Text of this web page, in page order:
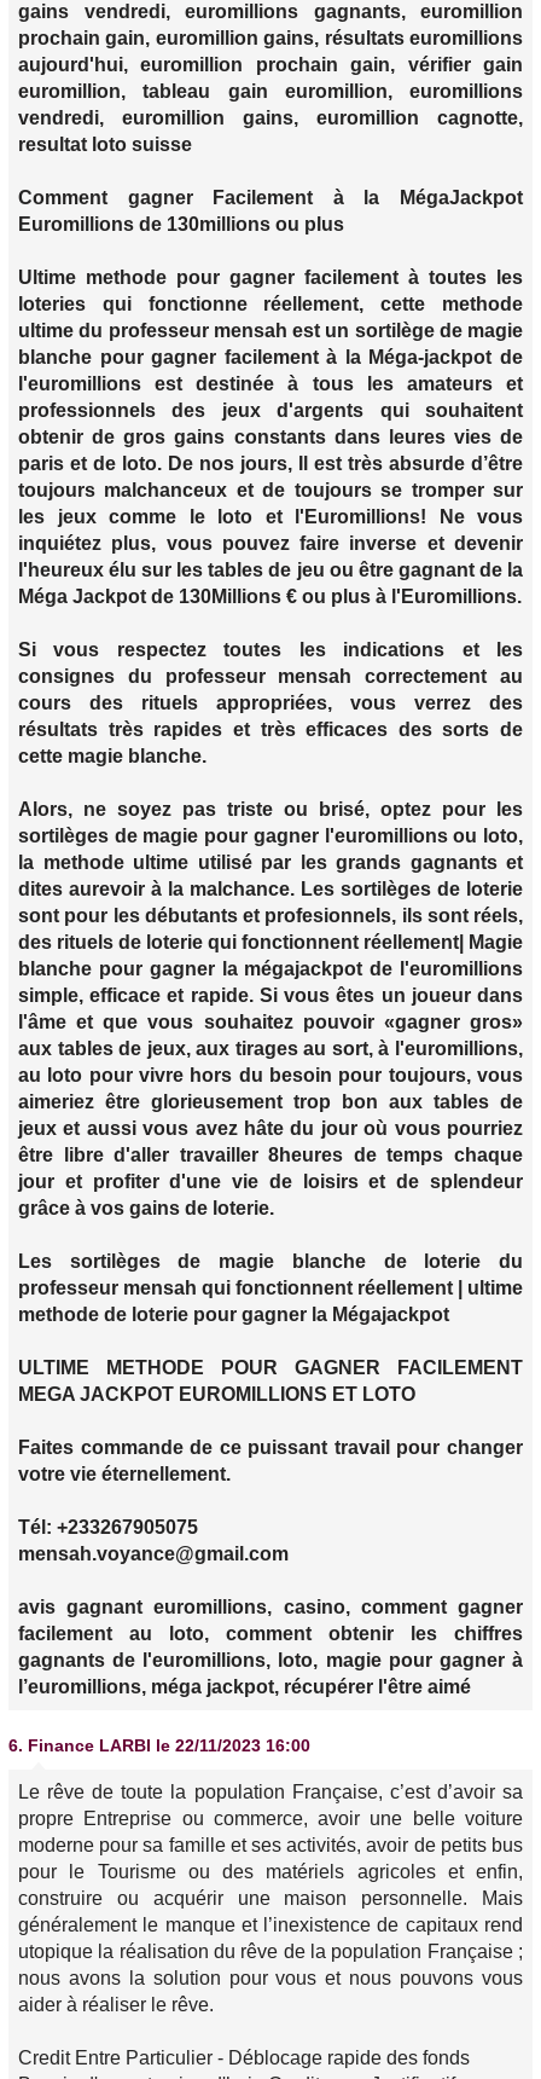
gains vendredi, euromillions gagnants, euromillion
prochain gain, euromillion gains, résultats euromillions
aujourd'hui, euromillion prochain gain, vérifier gain
euromillion, tableau gain euromillion, euromillions
vendredi, euromillion gains, euromillion cagnotte,
resultat loto suisse
Comment gagner Facilement à la MégaJackpot
Euromillions de 130millions ou plus
Ultime methode pour gagner facilement à toutes les
loteries qui fonctionne réellement, cette methode
ultime du professeur mensah est un sortilège de magie
blanche pour gagner facilement à la Méga-jackpot de
l'euromillions est destinée à tous les amateurs et
professionnels des jeux d'argents qui souhaitent
obtenir de gros gains constants dans leures vies de
paris et de loto. De nos jours, Il est très absurde d’être
toujours malchanceux et de toujours se tromper sur
les jeux comme le loto et l'Euromillions! Ne vous
inquiétez plus, vous pouvez faire inverse et devenir
l'heureux élu sur les tables de jeu ou être gagnant de la
Méga Jackpot de 130Millions € ou plus à l'Euromillions.
Si vous respectez toutes les indications et les
consignes du professeur mensah correctement au
cours des rituels appropriées, vous verrez des
résultats très rapides et très efficaces des sorts de
cette magie blanche.
Alors, ne soyez pas triste ou brisé, optez pour les
sortilèges de magie pour gagner l'euromillions ou loto,
la methode ultime utilisé par les grands gagnants et
dites aurevoir à la malchance. Les sortilèges de loterie
sont pour les débutants et profesionnels, ils sont réels,
des rituels de loterie qui fonctionnent réellement| Magie
blanche pour gagner la mégajackpot de l'euromillions
simple, efficace et rapide. Si vous êtes un joueur dans
l'âme et que vous souhaitez pouvoir «gagner gros»
aux tables de jeux, aux tirages au sort, à l'euromillions,
au loto pour vivre hors du besoin pour toujours, vous
aimeriez être glorieusement trop bon aux tables de
jeux et aussi vous avez hâte du jour où vous pourriez
être libre d'aller travailler 8heures de temps chaque
jour et profiter d'une vie de loisirs et de splendeur
grâce à vos gains de loterie.
Les sortilèges de magie blanche de loterie du
professeur mensah qui fonctionnent réellement | ultime
methode de loterie pour gagner la Mégajackpot
ULTIME METHODE POUR GAGNER FACILEMENT
MEGA JACKPOT EUROMILLIONS ET LOTO
Faites commande de ce puissant travail pour changer
votre vie éternellement.
Tél: +233267905075
mensah.voyance@gmail.com
avis gagnant euromillions, casino, comment gagner
facilement au loto, comment obtenir les chiffres
gagnants de l'euromillions, loto, magie pour gagner à
l’euromillions, méga jackpot, récupérer l'être aimé
6. Finance LARBI le 22/11/2023 16:00
Le rêve de toute la population Française, c’est d’avoir sa
propre Entreprise ou commerce, avoir une belle voiture
moderne pour sa famille et ses activités, avoir de petits bus
pour le Tourisme ou des matériels agricoles et enfin,
construire ou acquérir une maison personnelle. Mais
généralement le manque et l’inexistence de capitaux rend
utopique la réalisation du rêve de la population Française ;
nous avons la solution pour vous et nous pouvons vous
aider à réaliser le rêve.
Credit Entre Particulier - Déblocage rapide des fonds